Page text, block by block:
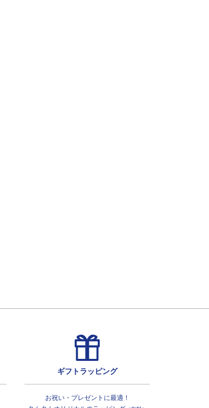
ギフトラッピング
お祝い・プレゼントに最適！